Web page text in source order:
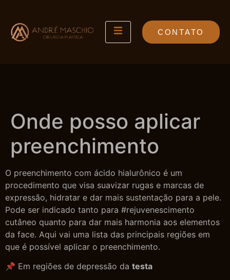
CONTATO
Onde posso aplicar
preenchimento
O preenchimento com ácido hialurônico é um
procedimento que visa suavizar rugas e marcas de
expressão, hidratar e dar mais sustentação para a pele.
Pode ser indicado tanto para #rejuvenescimento
cutâneo quanto para dar mais harmonia aos elementos
da face. Aqui vai uma lista das principais regiões em
que é possível aplicar o preenchimento.
📌 Em regiões de depressão da testa